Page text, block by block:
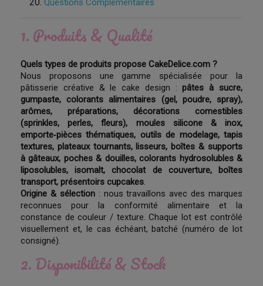
Questions Complémentaires
1. Produits & Qualité
Quels types de produits propose CakeDelice.com ?
Nous proposons une gamme spécialisée pour la
pâtisserie créative & le cake design :pâtes à sucre,
gumpaste, colorants alimentaires (gel, poudre, spray),
arômes, préparations, décorations comestibles
(sprinkles, perles, fleurs), moules silicone & inox,
emporte‑pièces thématiques, outils de modelage, tapis
textures, plateaux tournants, lisseurs, boîtes & supports
à gâteaux, poches & douilles, colorants hydrosolubles &
liposolubles, isomalt, chocolat de couverture, boîtes
transport, présentoirs cupcakes.
Origine & sélection: nous travaillons avec des marques
reconnues pour la conformité alimentaire et la
constance de couleur / texture. Chaque lot est contrôlé
visuellement et, le cas échéant, batché (numéro de lot
consigné).
2. Disponibilité & Stock